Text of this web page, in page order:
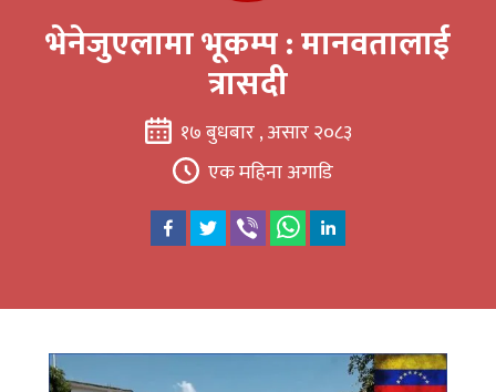
भेनेजुएलामा भूकम्प : मानवतालाई
त्रासदी
१७ बुधबार , असार २०८३
एक महिना अगाडि